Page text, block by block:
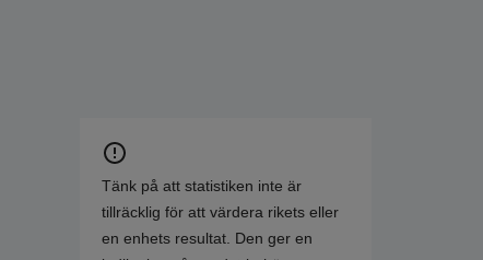
Tänk på att statistiken inte är
tillräcklig för att värdera rikets eller
en enhets resultat. Den ger en